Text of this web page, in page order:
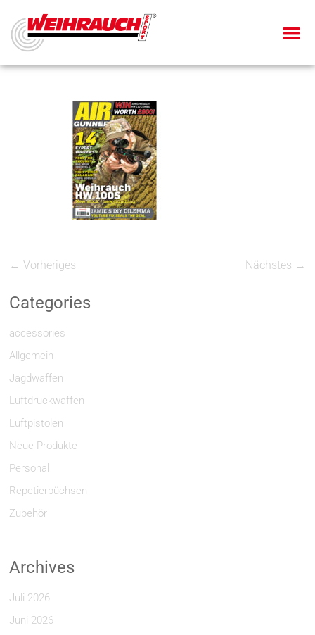
← Vorheriges Nächstes →
Categories
accessories
Allgemein
Jagdwaffen
Luftdruckwaffen
Luftpistolen
Neue Produkte
Personal
Repetierbüchsen
Zubehör
Archives
Juli 2026
Juni 2026